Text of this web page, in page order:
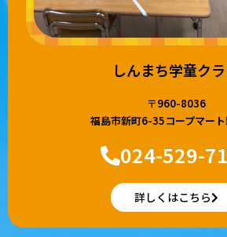
しんまち学童ク
〒960-8036
福島市新町6-35コープマー
024-529-
詳しくはこちら